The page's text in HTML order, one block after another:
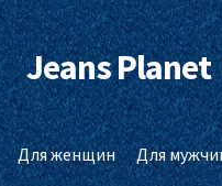
Перейти
к
навигации
Перейти
к
содержимому
Jeans Planet
Для женщин Для